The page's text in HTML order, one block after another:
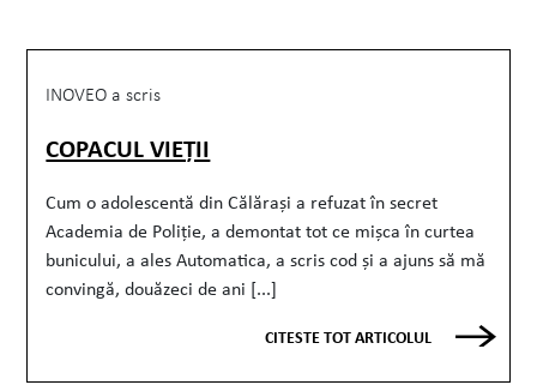
INOVEO a scris
COPACUL VIEȚII
Cum o adolescentă din Călărași a refuzat în secret
Academia de Poliție, a demontat tot ce mișca în curtea
bunicului, a ales Automatica, a scris cod și a ajuns să mă
convingă, douăzeci de ani [...]
CITESTE TOT ARTICOLUL